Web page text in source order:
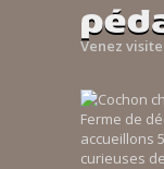
Venez
Ferme de
accueillons
curieuses